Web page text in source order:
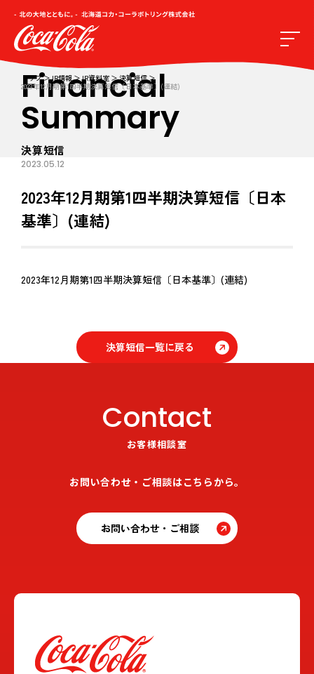
トップ IR情報 IR資料室
決算短信
2023年12月期第1四半期決算短信〔日本基準〕(連結)
Financial
Summary
決算短信
2023.05.12
2023年12月期第1四半期決算短信〔日本
基準〕(連結)
2023年12月期第1四半期決算短信〔日本基準〕(連結)
決算短信一覧に戻る
Contact
お客様相談室
お問い合わせ・ご相談はこちらから。
お問い合わせ・ご相談